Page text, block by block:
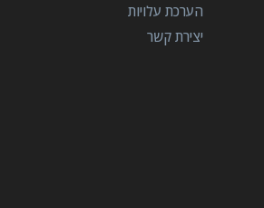
הערכת עלויות
יצירת קשר